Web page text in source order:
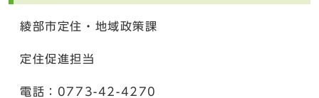
綾部市定住・地域政策課
定住促進担当
電話：0773-42-4270